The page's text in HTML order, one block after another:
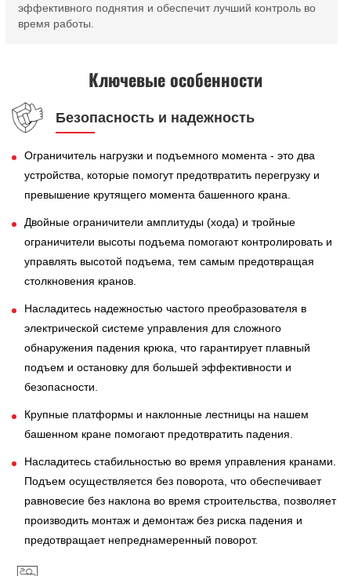
эффективного поднятия и обеспечит лучший контроль во
время работы.
Ключевые особенности
Безопасность и надежность
Ограничитель нагрузки и подъемного момента - это два
устройства, которые помогут предотвратить перегрузку и
превышение крутящего момента башенного крана.
Двойные ограничители амплитуды (хода) и тройные
ограничители высоты подъема помогают контролировать и
управлять высотой подъема, тем самым предотвращая
столкновения кранов.
Насладитесь надежностью частого преобразователя в
электрической системе управления для сложного
обнаружения падения крюка, что гарантирует плавный
подъем и остановку для большей эффективности и
безопасности.
Крупные платформы и наклонные лестницы на нашем
башенном кране помогают предотвратить падения.
Насладитесь стабильностью во время управления кранами.
Подъем осуществляется без поворота, что обеспечивает
равновесие без наклона во время строительства, позволяет
производить монтаж и демонтаж без риска падения и
предотвращает непреднамеренный поворот.